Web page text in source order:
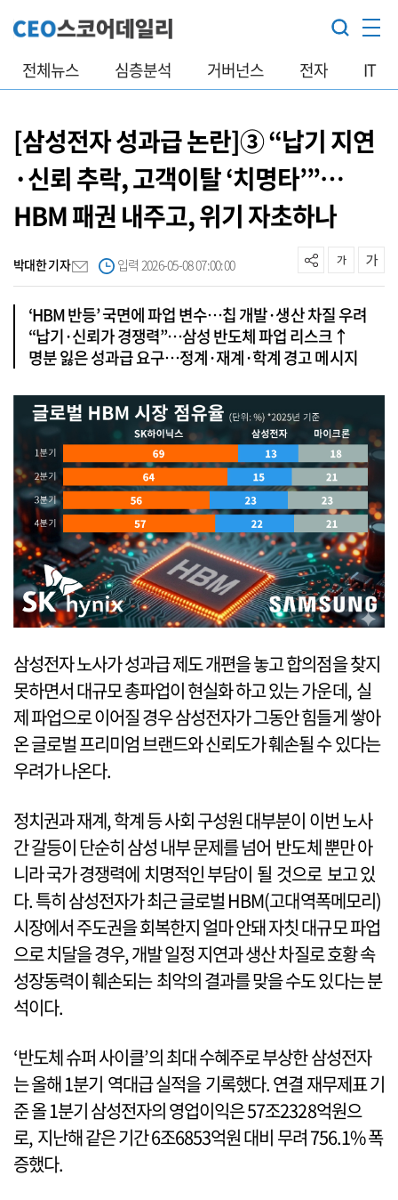
전체뉴스 심층분석 거버넌스 전자 IT
[삼성전자 성과급 논란]③ “납기 지연
·신뢰 추락, 고객이탈 ‘치명타’”…
HBM 패권 내주고, 위기 자초하나
박대한 기자 입력 2026-05-08 07:00:00
‘HBM 반등’ 국면에 파업 변수…칩 개발·생산 차질 우려
“납기·신뢰가 경쟁력”…삼성 반도체 파업 리스크↑
명분 잃은 성과급 요구…정계·재계·학계 경고 메시지
삼성전자 노사가 성과급 제도 개편을 놓고 합의점을 찾지
못하면서 대규모 총파업이 현실화 하고 있는 가운데, 실
제 파업으로 이어질 경우 삼성전자가 그동안 힘들게 쌓아
온 글로벌 프리미엄 브랜드와 신뢰도가 훼손될 수 있다는
우려가 나온다.
정치권과 재계, 학계 등 사회 구성원 대부분이 이번 노사
간 갈등이 단순히 삼성 내부 문제를 넘어 반도체 뿐만 아
니라 국가 경쟁력에 치명적인 부담이 될 것으로 보고 있
다. 특히 삼성전자가 최근 글로벌 HBM(고대역폭메모리)
시장에서 주도권을 회복한지 얼마 안돼 자칫 대규모 파업
으로 치달을 경우, 개발 일정 지연과 생산 차질로 호황 속
성장동력이 훼손되는 최악의 결과를 맞을 수도 있다는 분
석이다.
‘반도체 슈퍼 사이클’의 최대 수혜주로 부상한 삼성전자
는 올해 1분기 역대급 실적을 기록했다. 연결 재무제표 기
준 올 1분기 삼성전자의 영업이익은 57조2328억원으
로, 지난해 같은 기간 6조6853억원 대비 무려 756.1% 폭
증했다.